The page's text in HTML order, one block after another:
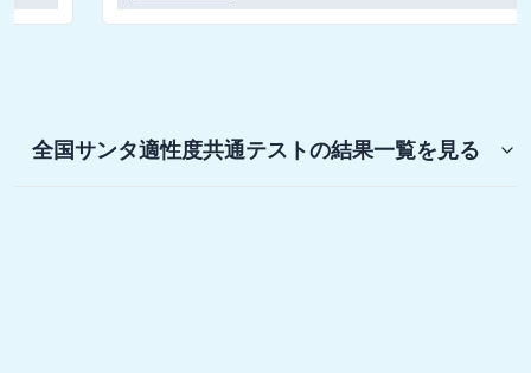
全国サンタ適性度共通テストの結果一覧を見る